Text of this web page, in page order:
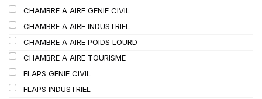
CHAMBRE A AIRE GENIE CIVIL
CHAMBRE A AIRE INDUSTRIEL
CHAMBRE A AIRE POIDS LOURD
CHAMBRE A AIRE TOURISME
FLAPS GENIE CIVIL
FLAPS INDUSTRIEL